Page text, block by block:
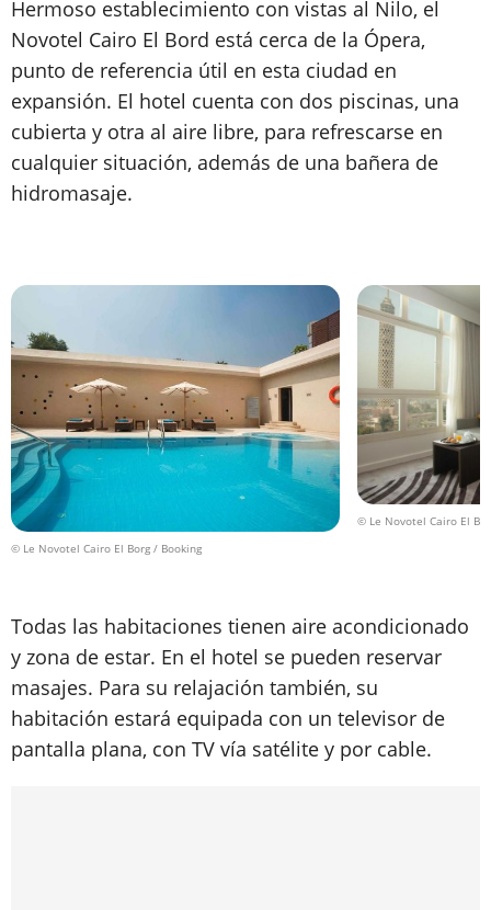
Hermoso establecimiento con vistas al Nilo, el
Novotel Cairo El Bord está cerca de la Ópera,
punto de referencia útil en esta ciudad en
expansión. El hotel cuenta con dos piscinas, una
cubierta y otra al aire libre, para refrescarse en
cualquier situación, además de una bañera de
hidromasaje.
© Le Novotel Cairo El Borg / Booking
© Le Novotel Cairo El
Todas las habitaciones tienen aire acondicionado
y zona de estar. En el hotel se pueden reservar
masajes. Para su relajación también, su
habitación estará equipada con un televisor de
pantalla plana, con TV vía satélite y por cable.